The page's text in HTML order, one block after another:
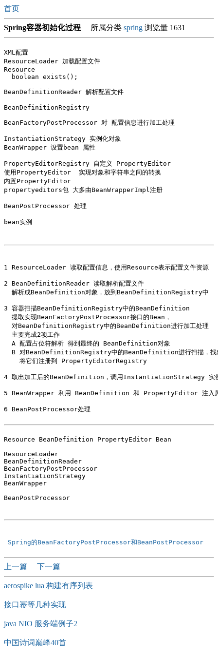
首页
Spring容器初始化过程 所属分类 spring 浏览量 1631
XML配置
ResourceLoader 加载配置文件
Resource
  boolean exists();
BeanDefinitionReader 解析配置文件
BeanDefinitionRegistry
BeanFactoryPostProcessor 对 配置信息进行加工处理
InstantiationStrategy 实例化对象
BeanWrapper 设置bean 属性
PropertyEditorRegistry 自定义 PropertyEditor
使用PropertyEditor  实现对象和字符串之间的转换
内置PropertyEditor
propertyeditors包 大多由BeanWrapperImpl注册
BeanPostProcessor 处理
bean实例
1 ResourceLoader 读取配置信息，使用Resource表示配置文件资源
2 BeanDefinitionReader 读取解析配置文件
  解析成BeanDefinition对象，放到BeanDefinitionRegistry中
3 容器扫描BeanDefinitionRegistry中的BeanDefinition
  提取实现BeanFactoryPostProcessor接口的Bean，
  对BeanDefinitionRegistry中的BeanDefinition进行加工处理
  主要完成2项工作
  A 配置占位符解析 得到最终的 BeanDefinition对象
B 对BeanDefinitionRegistry中的BeanDefinition进行扫描，
    将它们注册到 PropertyEditorRegistry
4 取出加工后的BeanDefinition，调用InstantiationStrategy 实
5 BeanWrapper 利用 BeanDefinition 和 PropertyEditor 注入
6 BeanPostProcessor处理
Resource BeanDefinition PropertyEditor Bean
ResourceLoader
BeanDefinitionReader
BeanFactoryPostProcessor
InstantiationStrategy
BeanWrapper
BeanPostProcessor
Spring的BeanFactoryPostProcessor和BeanPostProcessor
上一篇 下一篇
aerospike lua 构建有序列表
接口幂等几种实现
java NIO 服务端例子2
中国诗词巅峰40首